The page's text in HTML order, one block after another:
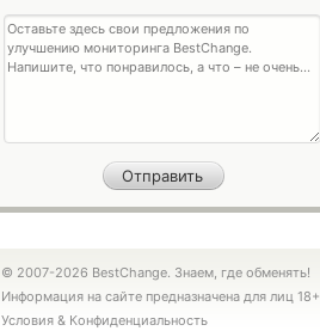
© 2007-2026 BestChange. Знаем, где обменять!
Информация на сайте предназначена для лиц 18+
Условия & Конфиденциальность